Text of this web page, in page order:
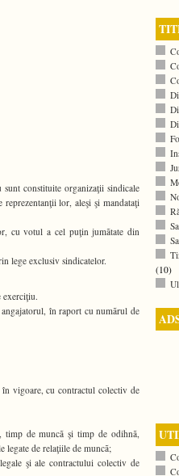
constituite organizaţii sindicale
lor, aleşi şi mandataţi
cu votul a cel puţin jumãtate din
lege exclusiv sindicatelor.
exerciţiu.
în raport cu numãrul de
în vigoare, cu contractul colectiv de
timp de muncã şi timp de odihnã,
legate de relaţiile de muncã;
şi ale contractului colectiv de
(10)